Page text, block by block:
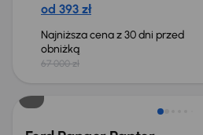
od 393 zł
Najniższa cena z 30 dni przed
obniżką
67 000 zł